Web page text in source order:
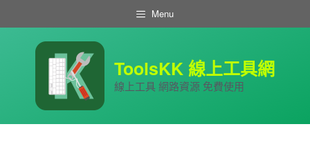
Menu
ToolsKK 線上工具網
線上工具 網路資源 免費使用